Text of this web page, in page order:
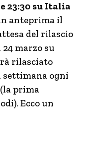
23:30 su Italia
anteprima il
del rilascio
marzo su
rilasciato
settimana ogni
prima
Ecco un